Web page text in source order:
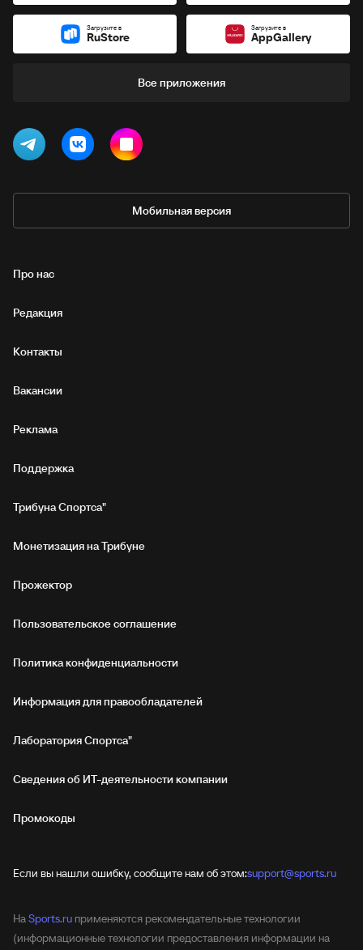
Загрузите в
RuStore
Загрузите в
AppGallery
Все приложения
Мобильная версия
Про нас
Редакция
Контакты
Вакансии
Реклама
Поддержка
Трибуна Спортса"
Монетизация на Трибуне
Прожектор
Пользовательское соглашение
Политика конфиденциальности
Информация для правообладателей
Лаборатория Спортса"
Сведения об ИТ‑деятельности компании
Промокоды
Если вы нашли ошибку, сообщите нам об этом:support@sports.ru
НаSports.ru применяются рекомендательные технологии
(информационные технологии предоставления информации на